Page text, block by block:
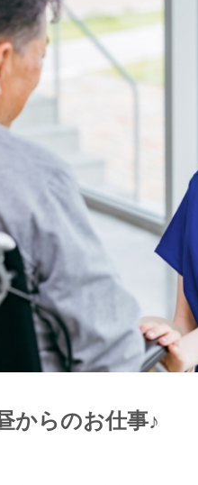
からのお仕事♪